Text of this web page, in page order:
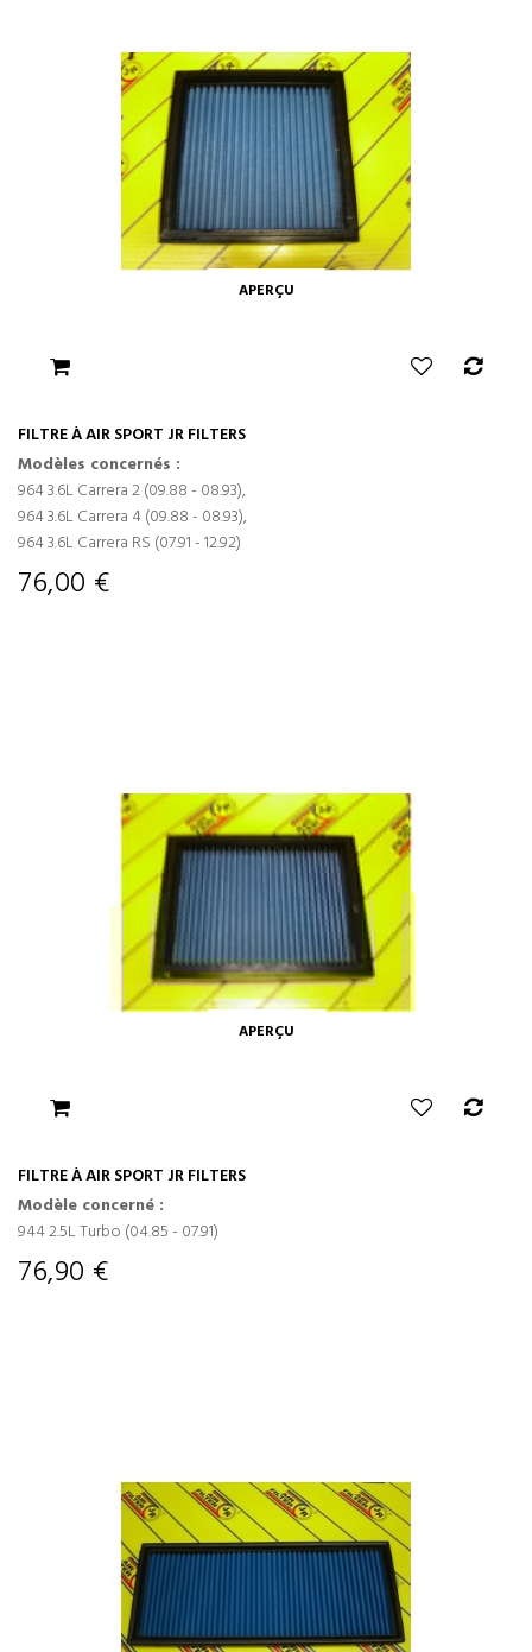
APERÇU
FILTRE À AIR SPORT JR FILTERS
Modèles concernés :
964 3.6L Carrera 2 (09.88 - 08.93),
964 3.6L Carrera 4 (09.88 - 08.93),
964 3.6L Carrera RS (07.91 - 12.92)
76,00 €
APERÇU
FILTRE À AIR SPORT JR FILTERS
Modèle concerné :
944 2.5L Turbo (04.85 - 07.91)
76,90 €